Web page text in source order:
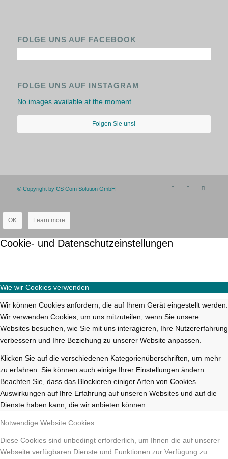
FOLGE UNS AUF FACEBOOK
FOLGE UNS AUF INSTAGRAM
No images available at the moment
Folgen Sie uns!
© Copyright by CS Com Solution GmbH
OK Learn more
Cookie- und Datenschutzeinstellungen
Wie wir Cookies verwenden
Wir können Cookies anfordern, die auf Ihrem Gerät eingestellt werden.
Wir verwenden Cookies, um uns mitzuteilen, wenn Sie unsere
Websites besuchen, wie Sie mit uns interagieren, Ihre Nutzererfahrung
verbessern und Ihre Beziehung zu unserer Website anpassen.
Klicken Sie auf die verschiedenen Kategorienüberschriften, um mehr
zu erfahren. Sie können auch einige Ihrer Einstellungen ändern.
Beachten Sie, dass das Blockieren einiger Arten von Cookies
Auswirkungen auf Ihre Erfahrung auf unseren Websites und auf die
Dienste haben kann, die wir anbieten können.
Notwendige Website Cookies
Diese Cookies sind unbedingt erforderlich, um Ihnen die auf unserer
Webseite verfügbaren Dienste und Funktionen zur Verfügung zu